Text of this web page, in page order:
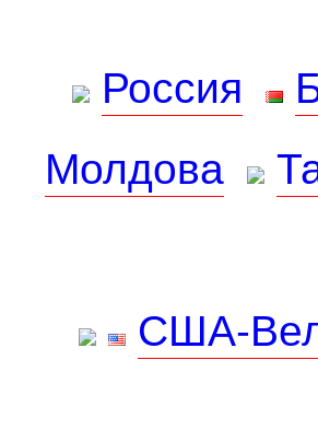
Россия
Молдова
США-